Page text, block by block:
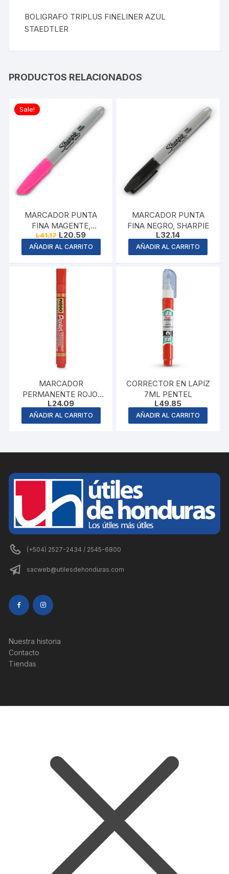
BOLIGRAFO TRIPLUS FINELINER AZUL
STAEDTLER
PRODUCTOS RELACIONADOS
Sale!
MARCADOR PUNTA
FINA MAGENTE,
SHARPIE
L41.17 Original
price
was:
L41.17.
L20.59Current
price
is:
L20.59.
AÑADIR AL CARRITO
MARCADOR PUNTA
FINA NEGRO, SHARPIE
L32.14
AÑADIR AL CARRITO
MARCADOR
PERMANENTE ROJO,
PENTEL
L24.09
AÑADIR AL CARRITO
CORRECTOR EN LAPIZ
7ML PENTEL
L49.85
AÑADIR AL CARRITO
(+504) 2527-2434 / 2545-6800
sacweb@utilesdehonduras.com
Nuestra historia
Contacto
Tiendas